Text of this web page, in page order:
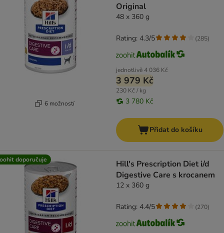
6 možností
Original
48 x 360 g
jednotlivě4 036 Kč
3 979 Kč
230 Kč / kg
3 780 Kč
Rating: 4.3/5 (285)
Přidat do košíku
doporučuje
Hill's Prescription Diet i/d
Digestive Care s krocanem
12 x 360 g
Rating: 4.4/5 (270)